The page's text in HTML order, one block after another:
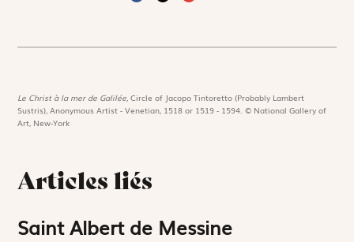
Le Christ à la mer de Galilée,Circle of Jacopo Tintoretto (Probably Lambert
Sustris), Anonymous Artist - Venetian, 1518 or 1519 - 1594. © National Gallery of
Art, New-York
Articles liés
Saint Albert de Messine